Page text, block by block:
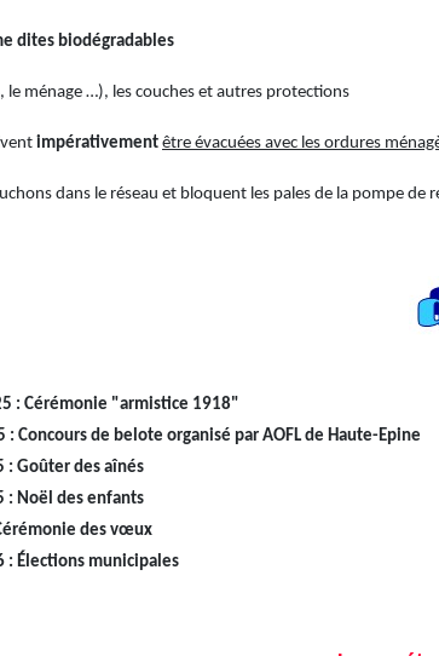
dites biodégradables
le ménage …), les couches et autres protections
impérativement être évacuées avec les ordures
dans le réseau et bloquent les pales de la pompe de
: Cérémonie "armistice 1918"
Concours de belote organisé par AOFL de Haute-Epine
: Goûter des aînés
: Noël des enfants
des vœux
: Élections municipales